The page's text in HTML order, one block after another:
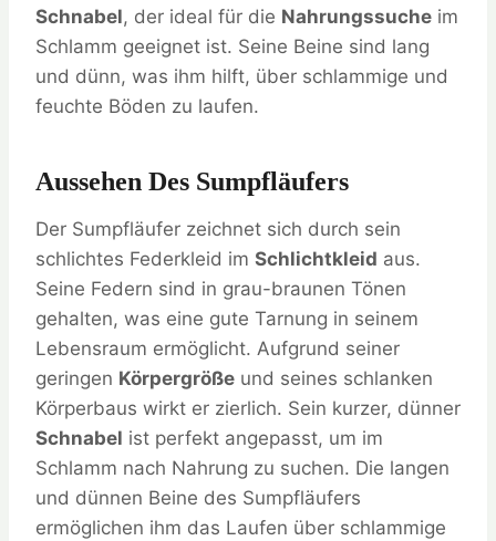
Schnabel, der ideal für die Nahrungssuche im
Schlamm geeignet ist. Seine Beine sind lang
und dünn, was ihm hilft, über schlammige und
feuchte Böden zu laufen.
Aussehen Des Sumpfläufers
Der Sumpfläufer zeichnet sich durch sein
schlichtes Federkleid im Schlichtkleid aus.
Seine Federn sind in grau-braunen Tönen
gehalten, was eine gute Tarnung in seinem
Lebensraum ermöglicht. Aufgrund seiner
geringen Körpergröße und seines schlanken
Körperbaus wirkt er zierlich. Sein kurzer, dünner
Schnabel ist perfekt angepasst, um im
Schlamm nach Nahrung zu suchen. Die langen
und dünnen Beine des Sumpfläufers
ermöglichen ihm das Laufen über schlammige